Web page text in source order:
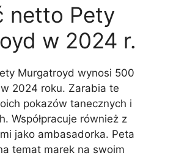
netto Pety
w 2024 r.
Murgatroyd wynosi 500
2024 roku. Zarabia te
pokazów tanecznych i
Współpracuje również z
jako ambasadorka. Peta
temat marek na swoim